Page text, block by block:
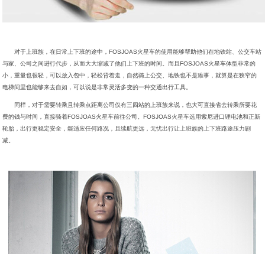
对于上班族，在日常上下班的途中，FOSJOAS火星车的使用能够帮助他们在地铁站、公交车站
与家、公司之间进行代步，从而大大缩减了他们上下班的时间。而且FOSJOAS火星车体型非常的
小，重量也很轻，可以放入包中，轻松背着走，自然骑上公交、地铁也不是难事，就算是在狭窄的
电梯间里也能够来去自如，可以说是非常灵活多变的一种交通出行工具。
同样，对于需要转乘且转乘点距离公司仅有三四站的上班族来说，也大可直接省去转乘所要花
费的钱与时间，直接骑着FOSJOAS火星车前往公司。FOSJOAS火星车选用索尼进口锂电池和正新
轮胎，出行更稳定安全，能适应任何路况，且续航更远，无忧出行让上班族的上下班路途压力剧
减。